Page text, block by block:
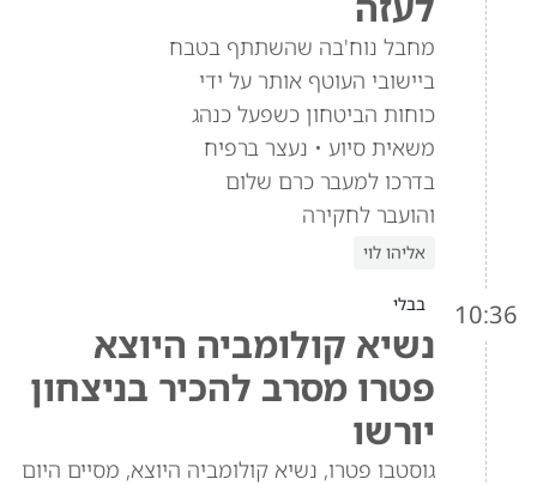
מחבל נוח'בה שהשתתף בטבח
ביישובי העוטף אותר על ידי
כוחות הביטחון כשפעל כנהג
משאית סיוע • נעצר ברפיח
בדרכו למעבר כרם שלום
והועבר לחקירה
אליהו לוי
10:36 בבלי
נשיא קולומביה היוצא
פטרו מסרב להכיר בניצחון
יורשו
גוסטבו פטרו, נשיא קולומביה היוצא, מסיים היום